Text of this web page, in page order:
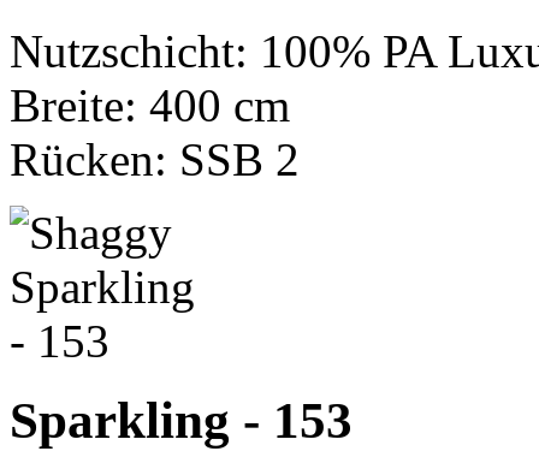
Nutzschicht: 100% PA
Breite: 400 cm
Rücken: SSB 2
Sparkling - 153